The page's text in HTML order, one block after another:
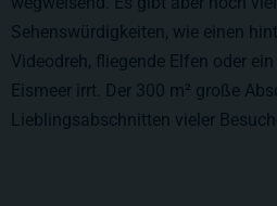
Sehenswürdigkeiten, wie einen
Videodreh, fliegende Elfen oder
Eismeer irrt. Der 300 m² große
Lieblingsabschnitten vieler